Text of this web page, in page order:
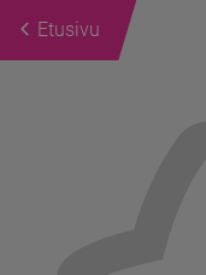
Etusivu